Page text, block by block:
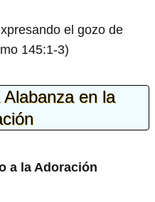
el gozo de
145:1-3)
en la
a la Adoración